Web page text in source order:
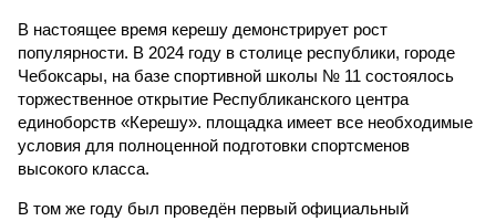
В настоящее время керешу демонстрирует рост
популярности. В 2024 году в столице республики, городе
Чебоксары, на базе спортивной школы № 11 состоялось
торжественное открытие Республиканского центра
единоборств «Керешу». площадка имеет все необходимые
условия для полноценной подготовки спортсменов
высокого класса.
В том же году был проведён первый официальный